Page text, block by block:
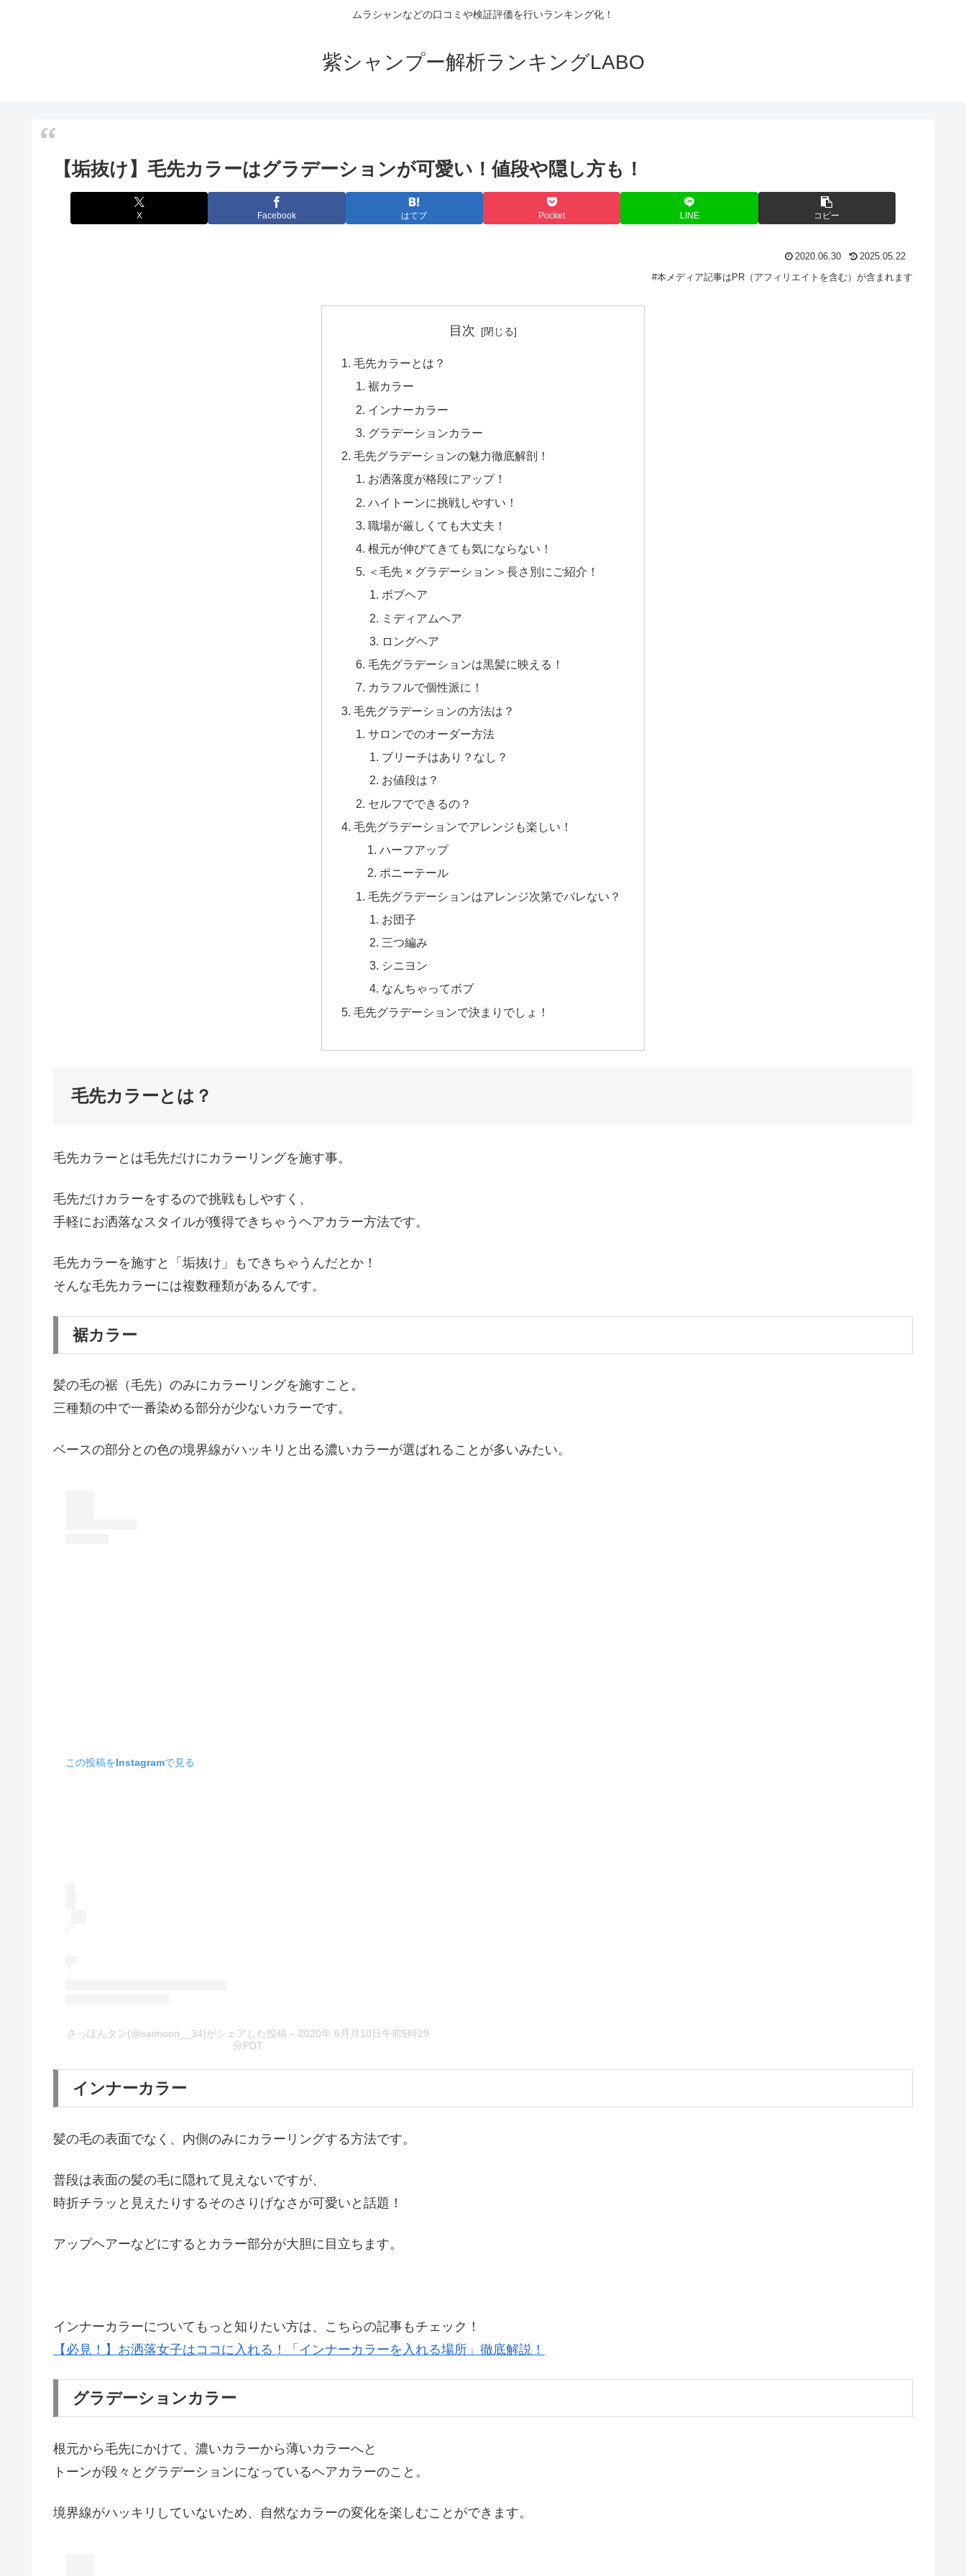
ムラシャンなどの口コミや検証評価を行いランキング化！
紫シャンプー解析ランキングLABO
【垢抜け】毛先カラーはグラデーションが可愛い！値段や隠し方も！
X Facebook はてブ Pocket LINE コピー
2020.06.30 2025.05.22
#本メディア記事はPR（アフィリエイトを含む）が含まれます
目次
毛先カラーとは？
裾カラー
インナーカラー
グラデーションカラー
毛先グラデーションの魅力徹底解剖！
お洒落度が格段にアップ！
ハイトーンに挑戦しやすい！
職場が厳しくても大丈夫！
根元が伸びてきても気にならない！
＜毛先 × グラデーション＞長さ別にご紹介！
ボブヘア
ミディアムヘア
ロングヘア
毛先グラデーションは黒髪に映える！
カラフルで個性派に！
毛先グラデーションの方法は？
サロンでのオーダー方法
ブリーチはあり？なし？
お値段は？
セルフでできるの？
毛先グラデーションでアレンジも楽しい！
ハーフアップ
ポニーテール
毛先グラデーションはアレンジ次第でバレない？
お団子
三つ編み
シニヨン
なんちゃってボブ
毛先グラデーションで決まりでしょ！
毛先カラーとは？
毛先カラーとは毛先だけにカラーリングを施す事。
毛先だけカラーをするので挑戦もしやすく、
手軽にお洒落なスタイルが獲得できちゃうヘアカラー方法です。
毛先カラーを施すと「垢抜け」もできちゃうんだとか！
そんな毛先カラーには複数種類があるんです。
裾カラー
髪の毛の裾（毛先）のみにカラーリングを施すこと。
三種類の中で一番染める部分が少ないカラーです。
ベースの部分との色の境界線がハッキリと出る濃いカラーが選ばれることが多いみたい。
この投稿をInstagramで見る
さっぽんタン(@saimoon__34)がシェアした投稿 – 2020年 6月月10日午前5時29
分PDT
インナーカラー
髪の毛の表面でなく、内側のみにカラーリングする方法です。
普段は表面の髪の毛に隠れて見えないですが、
時折チラッと見えたりするそのさりげなさが可愛いと話題！
アップヘアーなどにするとカラー部分が大胆に目立ちます。
インナーカラーについてもっと知りたい方は、こちらの記事もチェック！
【必見！】お洒落女子はココに入れる！「インナーカラーを入れる場所」徹底解説！
グラデーションカラー
根元から毛先にかけて、濃いカラーから薄いカラーへと
トーンが段々とグラデーションになっているヘアカラーのこと。
境界線がハッキリしていないため、自然なカラーの変化を楽しむことができます。